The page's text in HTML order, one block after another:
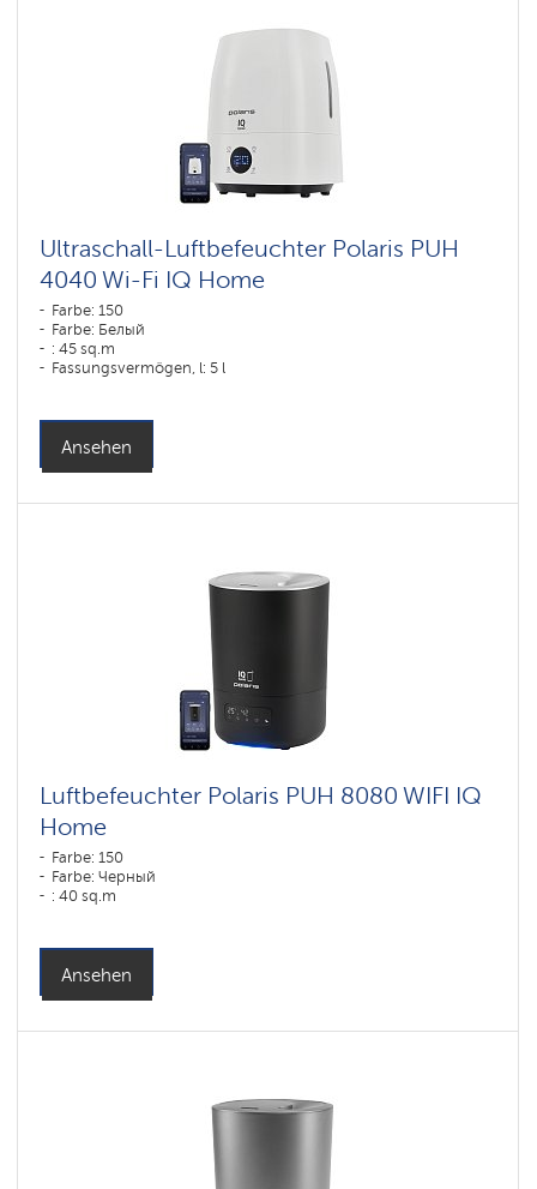
Ultraschall-Luftbefeuchter Polaris PUH
4040 Wi-Fi IQ Home
Farbe: 150
Farbe: Белый
: 45 sq.m
Fassungsvermögen, l: 5 l
Ansehen
Luftbefeuchter Polaris PUH 8080 WIFI IQ
Home
Farbe: 150
Farbe: Черный
: 40 sq.m
Ansehen